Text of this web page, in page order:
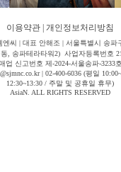
이용약관 개인정보처리방침
엔씨 | 대표 안해조 | 서울특별시 송파
, 송파테라타워2) 사업자등록번호
업 신고번호 제-2024-서울송파-3233호
| 02-400-6036 (평일
12:30~13:30 / 주말 및 공휴일 휴무)
AsiaN. ALL RIGHTS RESERVED